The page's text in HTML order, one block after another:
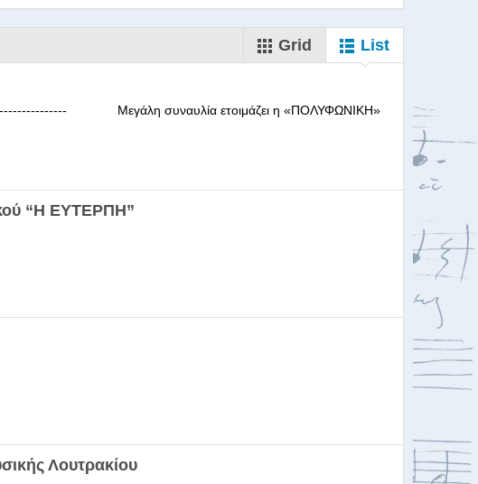
Χορωδιών
διδασκαλία για Μαέστρου...
Grid List
Μεγάλη συναυλία ετοιμάζει η «ΠΟΛΥΦΩΝΙΚΗ»
“Η ΕΥΤΕΡΠΗ”
Λουτρακίου